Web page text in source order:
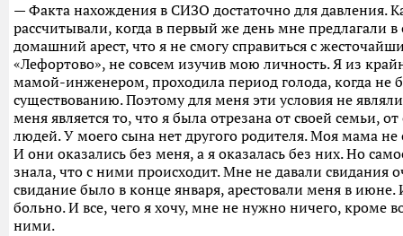
— Факта нахождения в СИЗО достаточно для давления.
рассчитывали, когда в первый же день мне предлагали
домашний арест, что я не смогу справиться с
«Лефортово», не совсем изучив мою личность. Я из
мамой-инженером, проходила период голода, когда не
существованию. Поэтому для меня эти условия не
меня является то, что я была отрезана от своей семьи,
людей. У моего сына нет другого родителя. Моя мама не
И они оказались без меня, а я оказалась без них. Но
знала, что с ними происходит. Мне не давали свидания
свидание было в конце января, арестовали меня в июне.
больно. И все, чего я хочу, мне не нужно ничего, кроме
ними.